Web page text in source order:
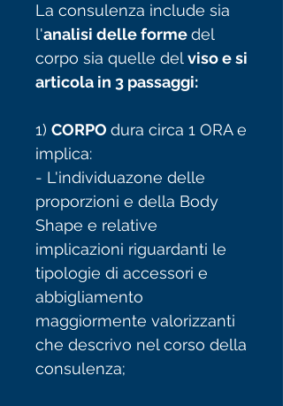
La consulenza include sia
l'analisi delle formedel
corpo sia quelle del viso e si
articola in 3 passaggi:
1) CORPO dura circa 1 ORA e
implica:
- L'individuazone delle
proporzioni e della Body
Shape e relative
implicazioni riguardanti le
tipologie di accessori e
abbigliamento
maggiormente valorizzanti
che descrivo nel corso della
consulenza;